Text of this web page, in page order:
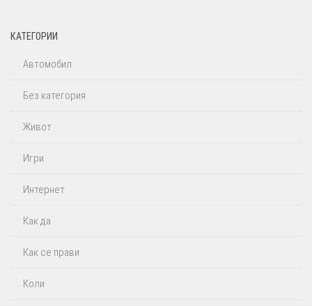
КАТЕГОРИИ
Автомобил
Без категория
Живот
Игри
Интернет
Как да
Как се прави
Коли